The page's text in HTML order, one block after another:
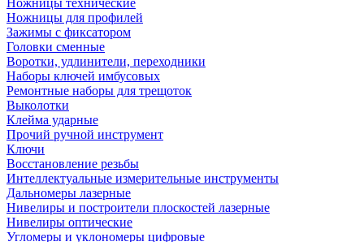
Ножницы технические
Ножницы для профилей
Зажимы с фиксатором
Головки сменные
Воротки, удлинители, переходники
Наборы ключей имбусовых
Ремонтные наборы для трещоток
Выколотки
Клейма ударные
Прочий ручной инструмент
Ключи
Восстановление резьбы
Интеллектуальные измерительные инструменты
Дальномеры лазерные
Нивелиры и построители плоскостей лазерные
Нивелиры оптические
Угломеры и уклономеры цифровые